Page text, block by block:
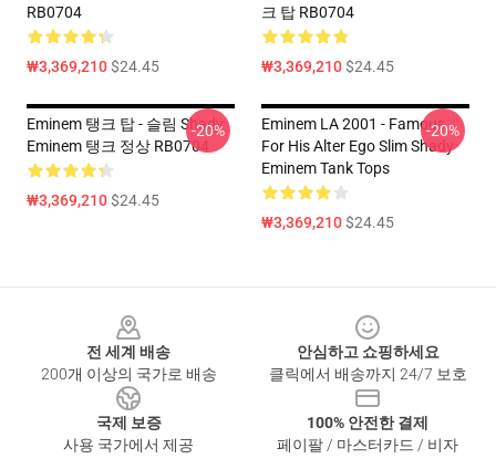
RB0704
₩3,369,210$24.45
크 탑 RB0704
₩3,369,210$24.45
Eminem 탱크 탑 - 슬림 Shady
Eminem 탱크 정상 RB0704
₩3,369,210$24.45
-20%
Eminem LA 2001 - Famous
For His Alter Ego Slim Shady
Eminem Tank Tops
₩3,369,210$24.45
-20%
전 세계 배송
200개 이상의 국가로 배송
안심하고 쇼핑하세요
클릭에서 배송까지 24/7 보호
국제 보증
사용 국가에서 제공
100% 안전한 결제
페이팔 / 마스터카드 / 비자